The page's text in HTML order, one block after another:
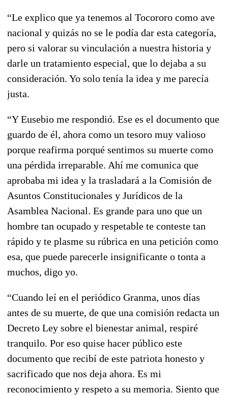
“Le explico que ya tenemos al Tocororo como ave
nacional y quizás no se le podía dar esta categoría,
pero si valorar su vinculación a nuestra historia y
darle un tratamiento especial, que lo dejaba a su
consideración. Yo solo tenía la idea y me parecía
justa.
“Y Eusebio me respondió. Ese es el documento que
guardo de él, ahora como un tesoro muy valioso
porque reafirma porqué sentimos su muerte como
una pérdida irreparable. Ahí me comunica que
aprobaba mi idea y la trasladará a la Comisión de
Asuntos Constitucionales y Jurídicos de la
Asamblea Nacional. Es grande para uno que un
hombre tan ocupado y respetable te conteste tan
rápido y te plasme su rúbrica en una petición como
esa, que puede parecerle insignificante o tonta a
muchos, digo yo.
“Cuando leí en el periódico Granma, unos días
antes de su muerte, de que una comisión redacta un
Decreto Ley sobre el bienestar animal, respiré
tranquilo. Por eso quise hacer público este
documento que recibí de este patriota honesto y
sacrificado que nos deja ahora. Es mi
reconocimiento y respeto a su memoria. Siento que